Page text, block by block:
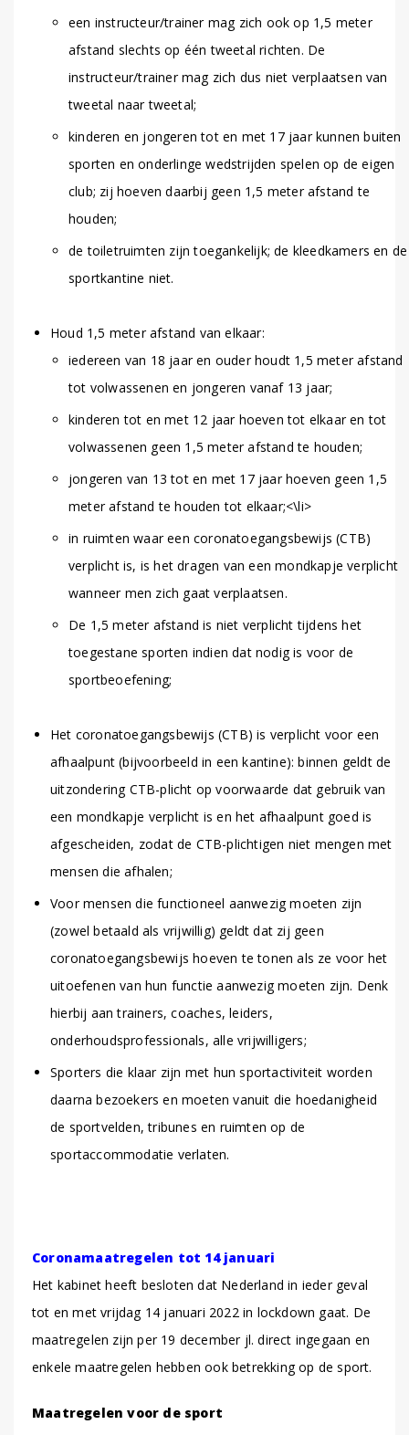
een instructeur/trainer mag zich ook op 1,5 meter
afstand slechts op één tweetal richten. De
instructeur/trainer mag zich dus niet verplaatsen van
tweetal naar tweetal;
kinderen en jongeren tot en met 17 jaar kunnen buiten
sporten en onderlinge wedstrijden spelen op de eigen
club; zij hoeven daarbij geen 1,5 meter afstand te
houden;
de toiletruimten zijn toegankelijk; de kleedkamers en de
sportkantine niet.
Houd 1,5 meter afstand van elkaar:
iedereen van 18 jaar en ouder houdt 1,5 meter afstand
tot volwassenen en jongeren vanaf 13 jaar;
kinderen tot en met 12 jaar hoeven tot elkaar en tot
volwassenen geen 1,5 meter afstand te houden;
jongeren van 13 tot en met 17 jaar hoeven geen 1,5
meter afstand te houden tot elkaar;<\li>
in ruimten waar een coronatoegangsbewijs (CTB)
verplicht is, is het dragen van een mondkapje verplicht
wanneer men zich gaat verplaatsen.
De 1,5 meter afstand is niet verplicht tijdens het
toegestane sporten indien dat nodig is voor de
sportbeoefening;
Het coronatoegangsbewijs (CTB) is verplicht voor een
afhaalpunt (bijvoorbeeld in een kantine): binnen geldt de
uitzondering CTB-plicht op voorwaarde dat gebruik van
een mondkapje verplicht is en het afhaalpunt goed is
afgescheiden, zodat de CTB-plichtigen niet mengen met
mensen die afhalen;
Voor mensen die functioneel aanwezig moeten zijn
(zowel betaald als vrijwillig) geldt dat zij geen
coronatoegangsbewijs hoeven te tonen als ze voor het
uitoefenen van hun functie aanwezig moeten zijn. Denk
hierbij aan trainers, coaches, leiders,
onderhoudsprofessionals, alle vrijwilligers;
Sporters die klaar zijn met hun sportactiviteit worden
daarna bezoekers en moeten vanuit die hoedanigheid
de sportvelden, tribunes en ruimten op de
sportaccommodatie verlaten.
Coronamaatregelen tot 14 januari
Het kabinet heeft besloten dat Nederland in ieder geval
tot en met vrijdag 14 januari 2022 in lockdown gaat. De
maatregelen zijn per 19 december jl. direct ingegaan en
enkele maatregelen hebben ook betrekking op de sport.
Maatregelen voor de sport